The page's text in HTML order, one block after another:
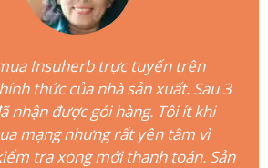
Insuherb trực tuyến trên
thức của nhà sản xuất. Sau 3
nhận được gói hàng. Tôi ít khi
mạng nhưng rất yên tâm vì
tra xong mới thanh toán. Sản